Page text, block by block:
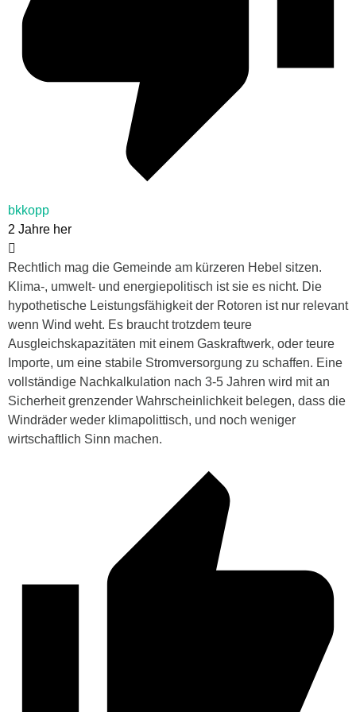
bkkopp
2 Jahre her
Rechtlich mag die Gemeinde am kürzeren Hebel sitzen.
Klima-, umwelt- und energiepolitisch ist sie es nicht. Die
hypothetische Leistungsfähigkeit der Rotoren ist nur relevant
wenn Wind weht. Es braucht trotzdem teure
Ausgleichskapazitäten mit einem Gaskraftwerk, oder teure
Importe, um eine stabile Stromversorgung zu schaffen. Eine
vollständige Nachkalkulation nach 3-5 Jahren wird mit an
Sicherheit grenzender Wahrscheinlichkeit belegen, dass die
Windräder weder klimapolittisch, und noch weniger
wirtschaftlich Sinn machen.